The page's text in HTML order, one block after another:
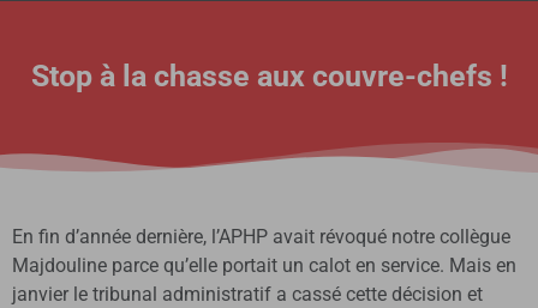
Stop à la chasse aux couvre-chefs !
En fin d’année dernière, l’APHP avait révoqué notre collègue
Majdouline parce qu’elle portait un calot en service. Mais en
janvier le tribunal administratif a cassé cette décision et